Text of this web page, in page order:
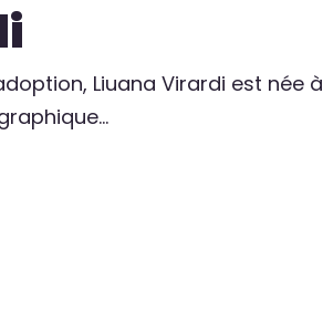
Liuana Virardi est née à